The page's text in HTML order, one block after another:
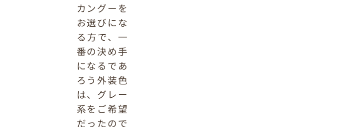
カングーを
お選びにな
る方で、一
番の決め手
になるであ
ろう外装色
は、グレー
系をご希望
だったので